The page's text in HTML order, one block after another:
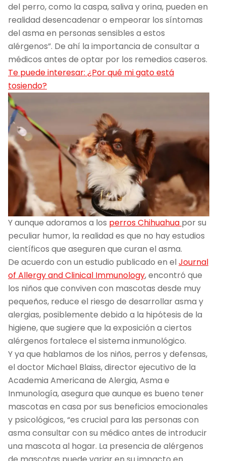
del perro, como la caspa, saliva y orina, pueden en
realidad desencadenar o empeorar los síntomas
del asma en personas sensibles a estos
alérgenos”. De ahí la importancia de consultar a
médicos antes de optar por los remedios caseros.
Te puede interesar: ¿Por qué mi gato está
tosiendo?
Y aunque adoramos a los perros Chihuahua por su
peculiar humor, la realidad es que no hay estudios
científicos que aseguren que curan el asma.
De acuerdo con un estudio publicado en elJournal
of Allergy and Clinical Immunology, encontró que
los niños que conviven con mascotas desde muy
pequeños, reduce el riesgo de desarrollar asma y
alergias, posiblemente debido a la hipótesis de la
higiene, que sugiere que la exposición a ciertos
alérgenos fortalece el sistema inmunológico.
Y ya que hablamos de los niños, perros y defensas,
el doctor Michael Blaiss, director ejecutivo de la
Academia Americana de Alergia, Asma e
Inmunología, asegura que aunque es bueno tener
mascotas en casa por sus beneficios emocionales
y psicológicos, “es crucial para las personas con
asma consultar con su médico antes de introducir
una mascota al hogar. La presencia de alérgenos